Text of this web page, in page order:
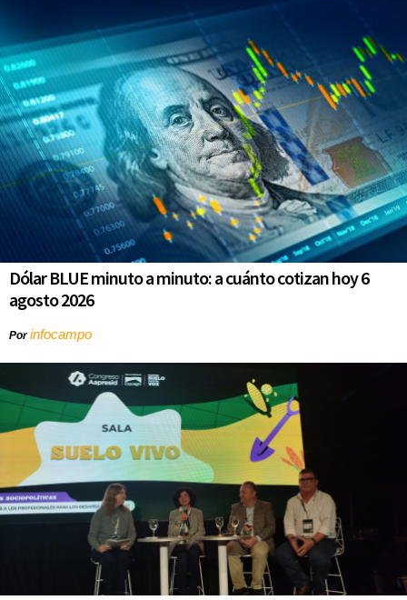
Dólar BLUE minuto a minuto: a cuánto cotizan hoy 6
agosto 2026
Porinfocampo